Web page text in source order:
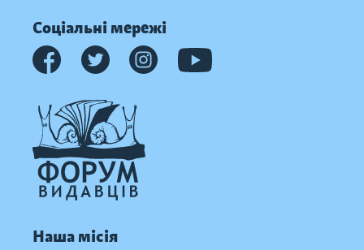
Соціальні мережі
Наша місія